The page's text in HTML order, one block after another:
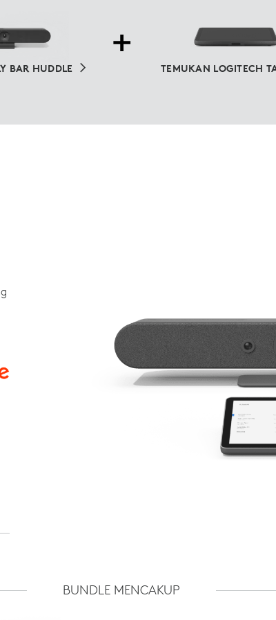
BAR HUDDLE TEMUKAN LOGITECH
BUNDLE MENCAKUP